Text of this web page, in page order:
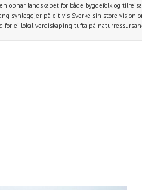
opnar landskapet for både bygdefolk og
synleggjer på eit vis Sverke sin store visjon
for ei lokal verdiskaping tufta på